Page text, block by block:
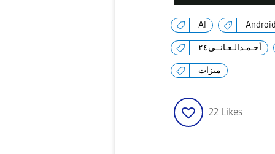
AI
أحـمـدالـعـانــي٢٤
ميزات
22 Likes